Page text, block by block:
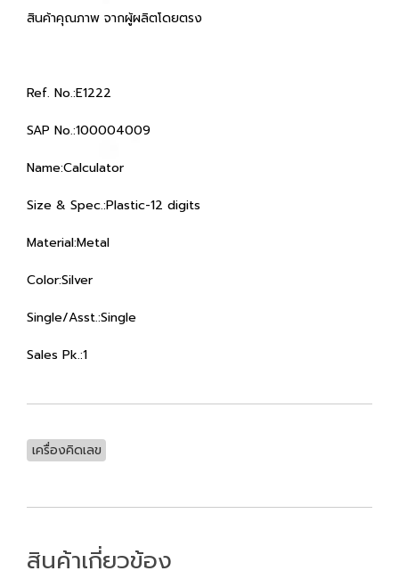
สินค้าคุณภาพ จากผู้ผลิตโดยตรง
Ref. No.:E1222
SAP No.:100004009
Name:Calculator
Size & Spec.:Plastic-12 digits
Material:Metal
Color:Silver
Single/Asst.:Single
Sales Pk.:1
เครื่องคิดเลข
สินค้าเกี่ยวข้อง